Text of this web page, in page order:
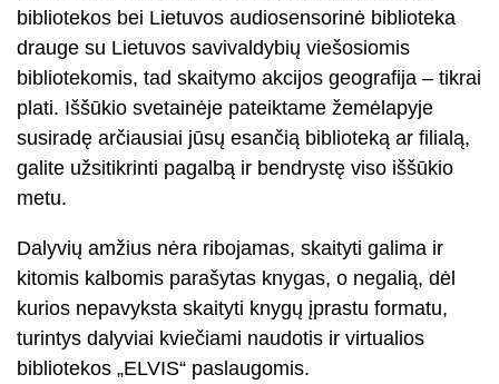
bibliotekos bei Lietuvos audiosensorinė biblioteka
drauge su Lietuvos savivaldybių viešosiomis
bibliotekomis, tad skaitymo akcijos geografija – tikrai
plati. Iššūkio svetainėje pateiktame žemėlapyje
susiradę arčiausiai jūsų esančią biblioteką ar filialą,
galite užsitikrinti pagalbą ir bendrystę viso iššūkio
metu.
Dalyvių amžius nėra ribojamas, skaityti galima ir
kitomis kalbomis parašytas knygas, o negalią, dėl
kurios nepavyksta skaityti knygų įprastu formatu,
turintys dalyviai kviečiami naudotis ir virtualios
bibliotekos „ELVIS“ paslaugomis.